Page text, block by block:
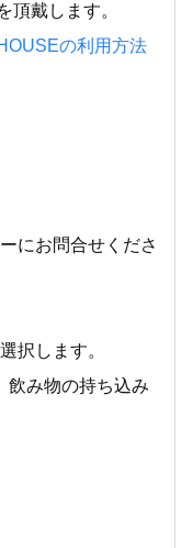
頂戴します。
の利用方法
にお問合せくださ
択します。
飲み物の持ち込み